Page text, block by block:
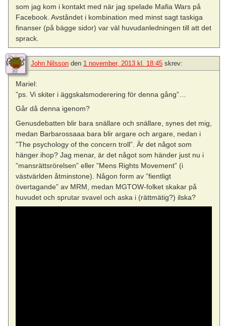
som jag kom i kontakt med när jag spelade Mafia Wars på
Facebook. Avståndet i kombination med minst sagt taskiga
finanser (på bägge sidor) var väl huvudanledningen till att det
sprack.
John Nilsson den 1 november, 2013 kl. 18:45 skrev:
Mariel:
”ps. Vi skiter i äggskalsmoderering för denna gång”…
Går då denna igenom?
Genusdebatten blir bara snällare och snällare, synes det mig,
medan Barbarossaaa bara blir argare och argare, nedan i
”The psychology of the concern troll”. Är det något som
hänger ihop? Jag menar, är det något som händer just nu i
”mansrättsrörelsen” eller ”Mens Rights Movement” (i
västvärlden åtminstone). Någon form av ”fientligt
övertagande” av MRM, medan MGTOW-folket skakar på
huvudet och sprutar svavel och aska i (rättmätig?) ilska?